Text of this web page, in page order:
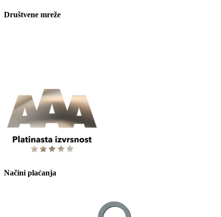
Društvene mreže
Načini plaćanja